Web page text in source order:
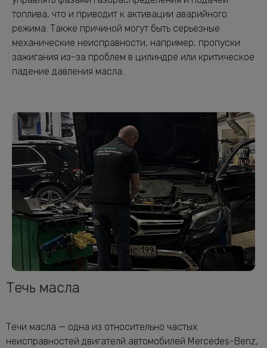
топлива, что и приводит к активации аварийного
режима. Также причиной могут быть серьезные
механические неисправности, например, пропуски
зажигания из-за проблем в цилиндре или критическое
падение давления масла.
Течь масла
Течи масла — одна из относительно частых
неисправностей двигателй автомобилей Mercedes-Benz,